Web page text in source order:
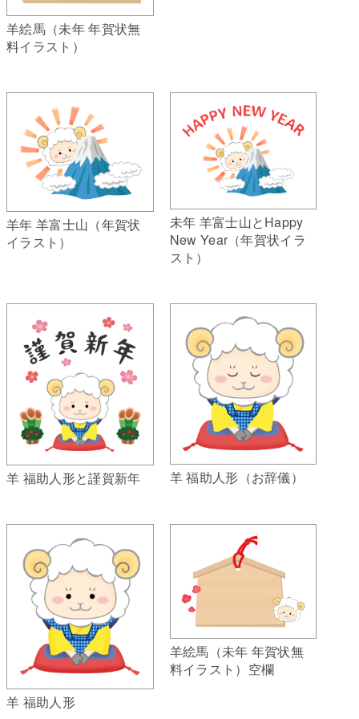
羊絵馬（未年 年賀状無
料イラスト）
羊年 羊富士山（年賀状
イラスト）
未年 羊富士山とHappy
New Year（年賀状イラ
スト）
羊 福助人形と謹賀新年 羊 福助人形（お辞儀）
羊 福助人形
羊絵馬（未年 年賀状無
料イラスト）空欄